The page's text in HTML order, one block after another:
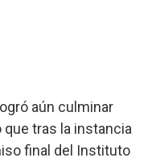
aún culminar
tras la instancia
final del Instituto